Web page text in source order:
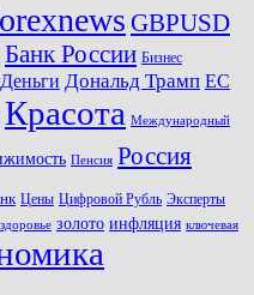
GBPUSD
Банк России Бизнес
Деньги Дональд Трамп ЕС
Красота Международный
Пенсия Россия
Цены Цифровой Рубль Эксперты
здоровье золото инфляция ключевая